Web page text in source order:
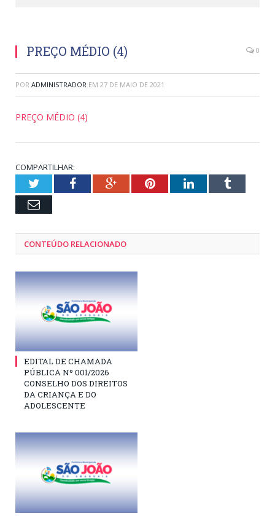
PREÇO MÉDIO (4) 0
POR ADMINISTRADOR EM 27 DE MAIO DE 2021
PREÇO MÉDIO (4)
COMPARTILHAR:
TwitterFacebookGoogle+PinterestLinkedInTumblr
Email
CONTEÚDO RELACIONADO
EDITAL DE CHAMADA
PÚBLICA Nº 001/2026
CONSELHO DOS DIREITOS
DA CRIANÇA E DO
ADOLESCENTE